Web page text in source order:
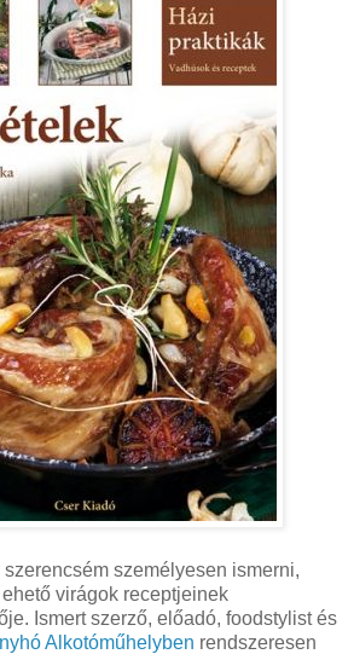
személyesen ismerni,
virágok receptjeinek
Ismert szerző, előadó, foodstylist és
Alkotóműhelyben rendszeresen